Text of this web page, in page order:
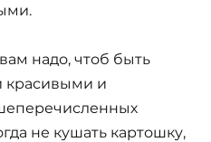
надо, чтоб быть
красивыми и
не кушать картошку,